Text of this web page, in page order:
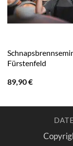
Fürstenfeld
89,90€